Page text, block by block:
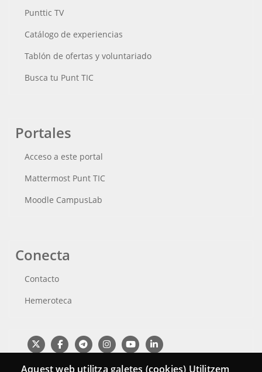
Punttic TV
Catálogo de experiencias
Tablón de ofertas y voluntariado
Busca tu Punt TIC
Portales
Acceso a este portal
Mattermost Punt TIC
Moodle CampusLab
Conecta
Contacto
Hemeroteca
Aquest web utilitza galetes (cookies) Utilitzem